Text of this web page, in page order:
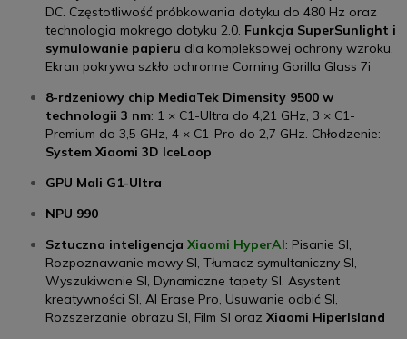
DC. Częstotliwość próbkowania dotyku do 480 Hz oraz
technologia mokrego dotyku 2.0. Funkcja SuperSunlight i
symulowanie papieru dla kompleksowej ochrony wzroku.
Ekran pokrywa szkło ochronne Corning Gorilla Glass 7i
8-rdzeniowy chip MediaTek Dimensity 9500 w
technologii 3 nm: 1 × C1-Ultra do 4,21 GHz, 3 × C1-
Premium do 3,5 GHz, 4 × C1-Pro do 2,7 GHz. Chłodzenie:
System Xiaomi 3D IceLoop
GPU Mali G1-Ultra
NPU 990
Sztuczna inteligencja Xiaomi HyperAI: Pisanie SI,
Rozpoznawanie mowy SI, Tłumacz symultaniczny SI,
Wyszukiwanie SI, Dynamiczne tapety SI, Asystent
kreatywności SI, AI Erase Pro, Usuwanie odbić SI,
Rozszerzanie obrazu SI, Film SI oraz Xiaomi HiperIsland